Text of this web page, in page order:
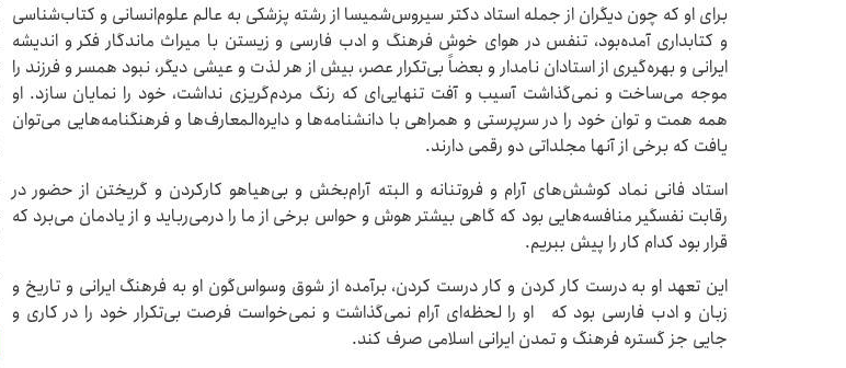
برای او که چون دیگران از جمله استاد دکتر سیروس‌شمیسا از رشته پزشکی به عالم علوم‌انسانی و کتاب‌شناسی
و کتابداری آمده‌بود، تنفس در هوای خوش فرهنگ و ادب فارسی و زیستن با میراث ماندگار فکر و اندیشه
ایرانی و بهره‌گیری از استادان نامدار و بعضاً بی‌تکرار عصر، بیش از هر لذت و عیشی دیگر، نبود همسر و فرزند را
موجه می‌ساخت و نمی‌گذاشت آسیب و آفت تنهایی‌ای که رنگ مردم‌گریزی نداشت، خود را نمایان سازد. او
همه همت و توان خود را در سرپرستی و همراهی با دانشنامه‌ها و دایره‌المعارف‌ها و فرهنگنامه‌هایی می‌توان
یافت که برخی از آنها مجلداتی دو رقمی دارند.
استاد فانی نماد کوشش‌های آرام و فروتنانه و البته آرام‌بخش و بی‌هیاهو کارکردن و گریختن از حضور در
رقابت نفسگیر منافسه‌هایی بود که گاهی بیشتر هوش و حواس برخی از ما را درمی‌رباید و از یادمان می‌برد که
قرار بود کدام کار را پیش ببریم.
این تعهد او به درست کار کردن و کار درست کردن، برآمده از شوق وسواس‌گون او به فرهنگ ایرانی و تاریخ و
زبان و ادب فارسی بود که او را لحظه‌ای آرام نمی‌‎گذاشت و نمی‌خواست فرصت بی‌تکرار خود را در کاری و
جایی جز گستره فرهنگ و تمدن ایرانی اسلامی صرف کند.